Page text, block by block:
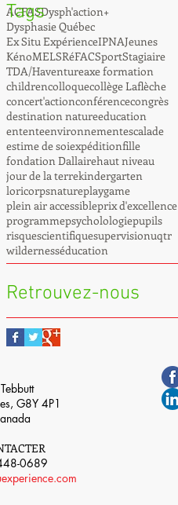
ACFASDysph'action+
Dysphasie Québec
Ex Situ ExpérienceIPNAJeunes
KénoMELSRéFACSportStagiaire
TDA/Haventureaxe formation
childrencolloquecollège Laflèche
concert'actionconférencecongrès
destination natureeducation
ententeenvironnementescalade
estime de soiexpéditionfille
fondation Dallairehaut niveau
jour de la terrekindergarten
loricorpsnatureplaygame
plein air accessibleprix d'excellence
programmepsycholologiepupils
risquescientifiquesupervisionuqtr
wildernesséducation
Tags
Retrouvez-nous
G8Y 4P1
0689